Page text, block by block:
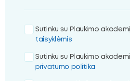
Sutinku su Plaukimo
taisyklėmis
Sutinku su Plaukimo
privatumo politika